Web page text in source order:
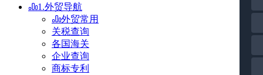
1.外贸导航
外贸常用
关税查询
各国海关
企业查询
商标专利